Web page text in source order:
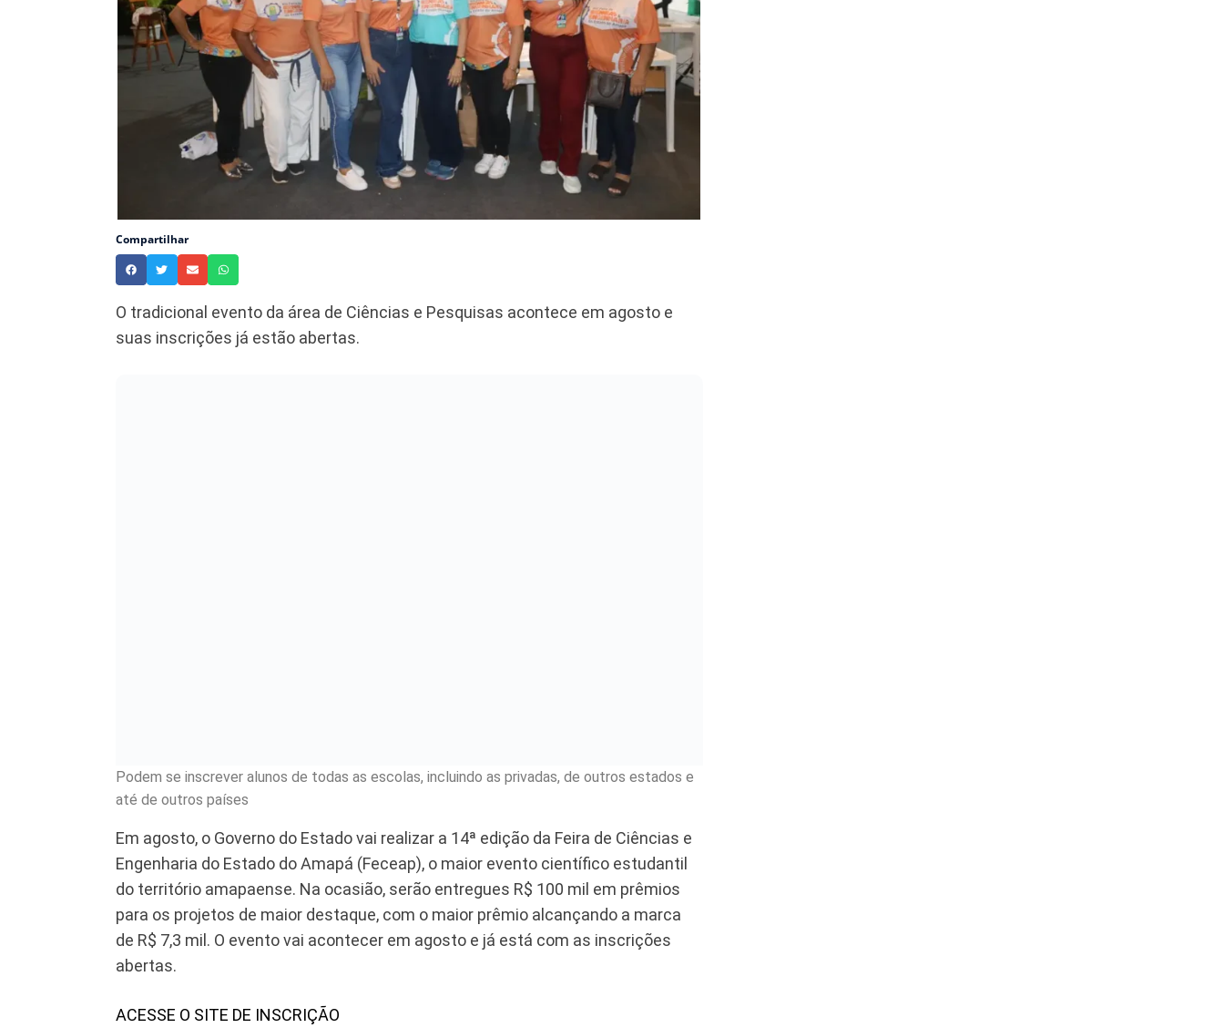
Compartilhar
O tradicional evento da área de Ciências e Pesquisas acontece em agosto e
suas inscrições já estão abertas.
Podem se inscrever alunos de todas as escolas, incluindo as privadas, de outros estados e
até de outros países
Em agosto, o Governo do Estado vai realizar a 14ª edição da Feira de Ciências e
Engenharia do Estado do Amapá (Feceap), o maior evento científico estudantil
do território amapaense. Na ocasião, serão entregues R$ 100 mil em prêmios
para os projetos de maior destaque, com o maior prêmio alcançando a marca
de R$ 7,3 mil. O evento vai acontecer em agosto e já está com as inscrições
abertas.
ACESSE O SITE DE INSCRIÇÃO